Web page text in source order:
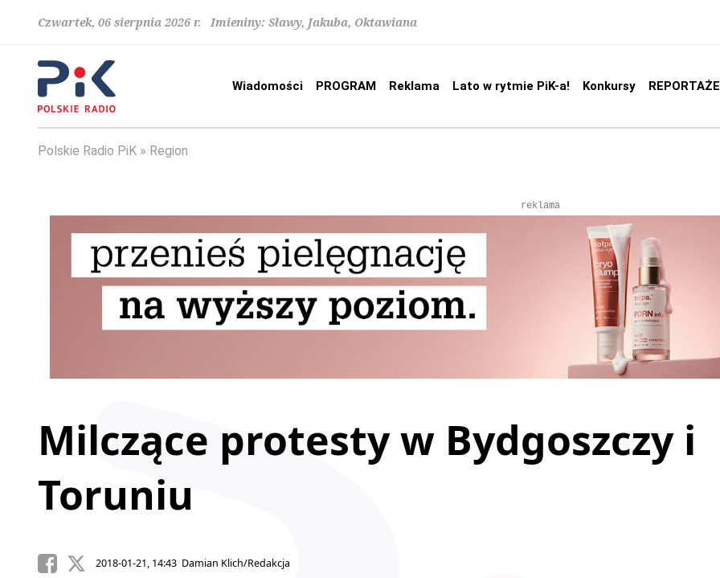
Czwartek, 06 sierpnia 2026 r. Imieniny: Sławy, Jakuba, Oktawiana
Wiadomości PROGRAM Reklama Lato w rytmie PiK-a! Konkursy REPORTAŻE
Polskie Radio PiK Region
reklama
Milczące protesty w Bydgoszczy i
Toruniu
2018-01-21, 14:43 Damian Klich/Redakcja